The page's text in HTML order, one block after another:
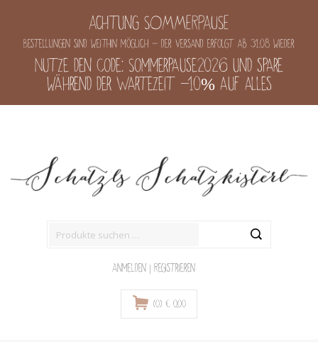
Achtung SOMMERPAUSE
Bestellungen sind weithin möglich - der Versand erfolgt ab 31.08 wieder
Nutze den Code: Sommerpause2026 und spare
während der Wartezeit -10% auf alles
Anmelden | Registrieren
(0) € 0,00